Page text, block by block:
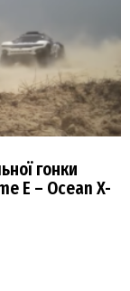
гонки
E – Ocean X-